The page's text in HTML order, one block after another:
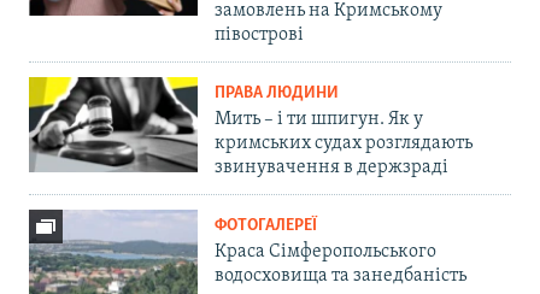
замовлень на Кримському
півострові
ПРАВА ЛЮДИНИ
Мить – і ти шпигун. Як у
кримських судах розглядають
звинувачення в держзраді
ФОТОГАЛЕРЕЇ
Краса Сімферопольського
водосховища та занедбаність